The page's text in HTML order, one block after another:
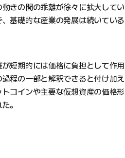
きの間の乖離が徐々に拡大してい
基礎的な産業の発展は続いている
短期的には価格に負担として作用
程の一部と解釈できると付け加え
コインや主要な仮想資産の価格
。